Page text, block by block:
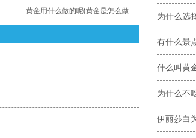
黄金用什么做的呢(黄金是怎么做 为什么选
有什么景
什么叫黄
为什么不